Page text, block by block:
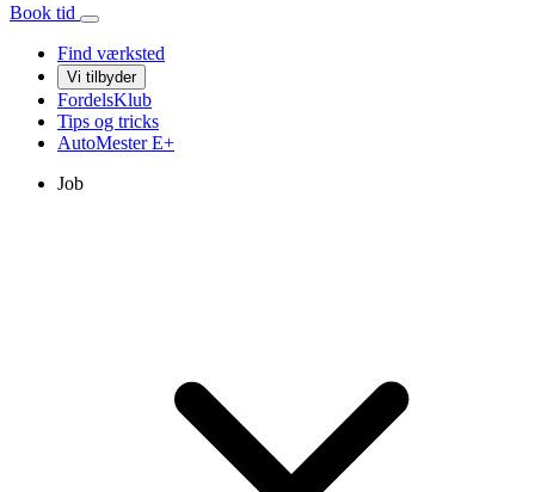
Book tid
Find værksted
Vi tilbyder
FordelsKlub
Tips og tricks
AutoMesterE+
Job